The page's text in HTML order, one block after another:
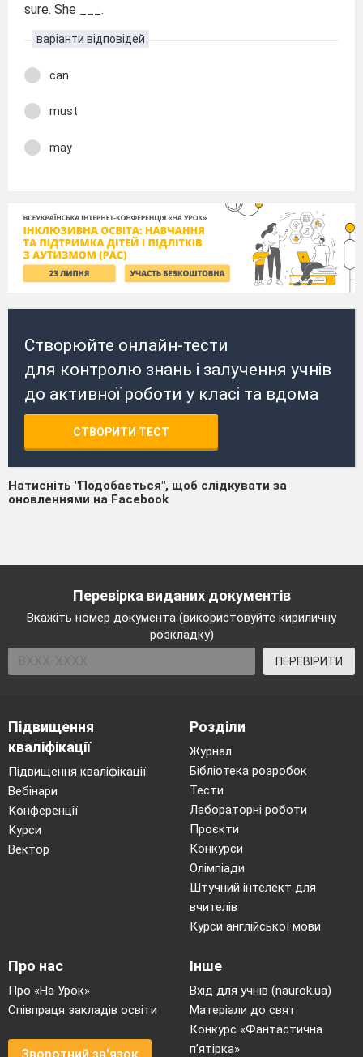
sure. She ___.
варіанти відповідей
can
must
may
Створюйте онлайн-тести
для контролю знань і залучення учнів
до активної роботи у класі та вдома
СТВОРИТИ ТЕСТ
Натисніть "Подобається", щоб слідкувати за
оновленнями на Facebook
Перевірка виданих документів
Вкажіть номер документа (використовуйте кириличну
розкладку)
ПЕРЕВІРИТИ
Підвищення
кваліфікації
Підвищення кваліфікації
Вебінари
Конференції
Курси
Вектор
Розділи
Журнал
Бібліотека розробок
Тести
Лабораторні роботи
Проєкти
Конкурси
Олімпіади
Штучний інтелект для
вчителів
Курси англійської мови
Про нас
Про «На Урок»
Співпраця закладів освіти
Інше
Вхід для учнів (naurok.ua)
Матеріали до свят
Конкурс «Фантастична
п’ятірка»